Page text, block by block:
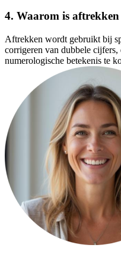
4. Waarom is
Aftrekken wordt gebruikt bij
corrigeren van dubbele
numerologische betekenis te